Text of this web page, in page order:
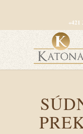
+421